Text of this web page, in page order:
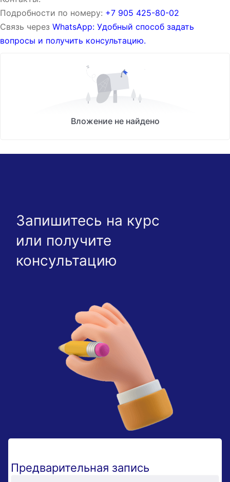
Подробности по номеру: ‪‪+7 905 425-80-02‬‬
Связь через WhatsApp: Удобный способ задать
вопросы и получить консультацию.
Вложение не найдено
Запишитесь на курс
или получите
консультацию
Предварительная запись